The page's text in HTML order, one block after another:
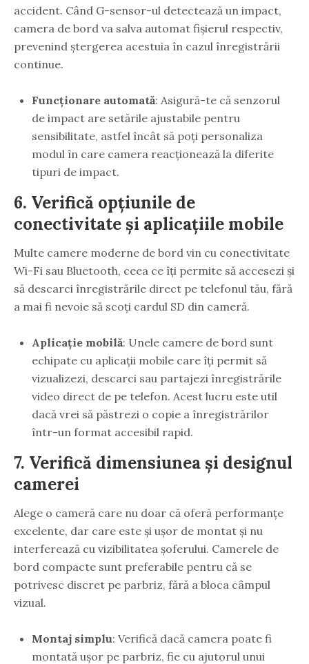
accident. Când G-sensor-ul detectează un impact,
camera de bord va salva automat fișierul respectiv,
prevenind ștergerea acestuia în cazul înregistrării
continue.
Funcționare automată: Asigură-te că senzorul
de impact are setările ajustabile pentru
sensibilitate, astfel încât să poți personaliza
modul în care camera reacționează la diferite
tipuri de impact.
6. Verifică opțiunile de
conectivitate și aplicațiile mobile
Multe camere moderne de bord vin cu conectivitate
Wi-Fi sau Bluetooth, ceea ce îți permite să accesezi și
să descarci înregistrările direct pe telefonul tău, fără
a mai fi nevoie să scoți cardul SD din cameră.
Aplicație mobilă: Unele camere de bord sunt
echipate cu aplicații mobile care îți permit să
vizualizezi, descarci sau partajezi înregistrările
video direct de pe telefon. Acest lucru este util
dacă vrei să păstrezi o copie a înregistrărilor
într-un format accesibil rapid.
7. Verifică dimensiunea și designul
camerei
Alege o cameră care nu doar că oferă performanțe
excelente, dar care este și ușor de montat și nu
interferează cu vizibilitatea șoferului. Camerele de
bord compacte sunt preferabile pentru că se
potrivesc discret pe parbriz, fără a bloca câmpul
vizual.
Montaj simplu: Verifică dacă camera poate fi
montată ușor pe parbriz, fie cu ajutorul unui